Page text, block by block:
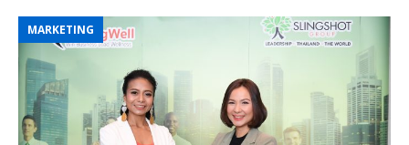
MARKETING